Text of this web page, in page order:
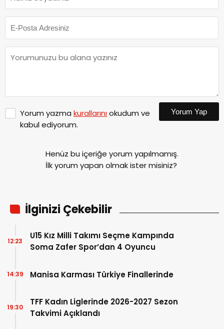
Yorum yazma kurallarınıokudum ve
kabul ediyorum.
Yorum Yap
Henüz bu içeriğe yorum yapılmamış.
İlk yorum yapan olmak ister misiniz?
İlginizi Çekebilir
U15 Kız Milli Takımı Seçme Kampında
Soma Zafer Spor’dan 4 Oyuncu
12:23
Manisa Karması Türkiye Finallerinde
14:39
TFF Kadın Liglerinde 2026-2027 Sezon
Takvimi Açıklandı
19:30